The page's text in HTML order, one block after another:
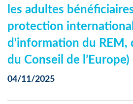
les adultes
protection
d'information du REM,
du Conseil de l’Europe)
04/11/2025